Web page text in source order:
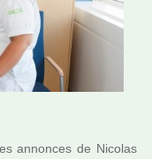
annon­ces de Nicolas